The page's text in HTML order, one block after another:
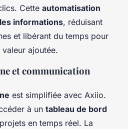
Cette automatisation
informations, réduisant
et libérant du temps pour
ajoutée.
et communication
est simplifiée avec Axiio.
à un tableau de bord
en temps réel. La